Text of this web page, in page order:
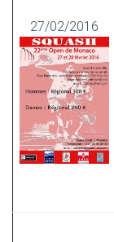
27/02/2016